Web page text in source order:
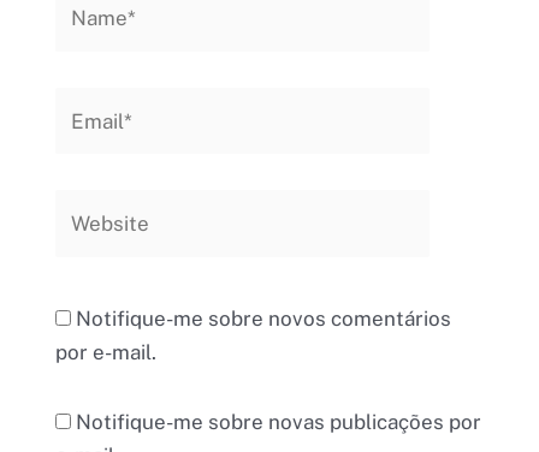
Notifique-me sobre novos comentários
por e-mail.
Notifique-me sobre novas publicações por